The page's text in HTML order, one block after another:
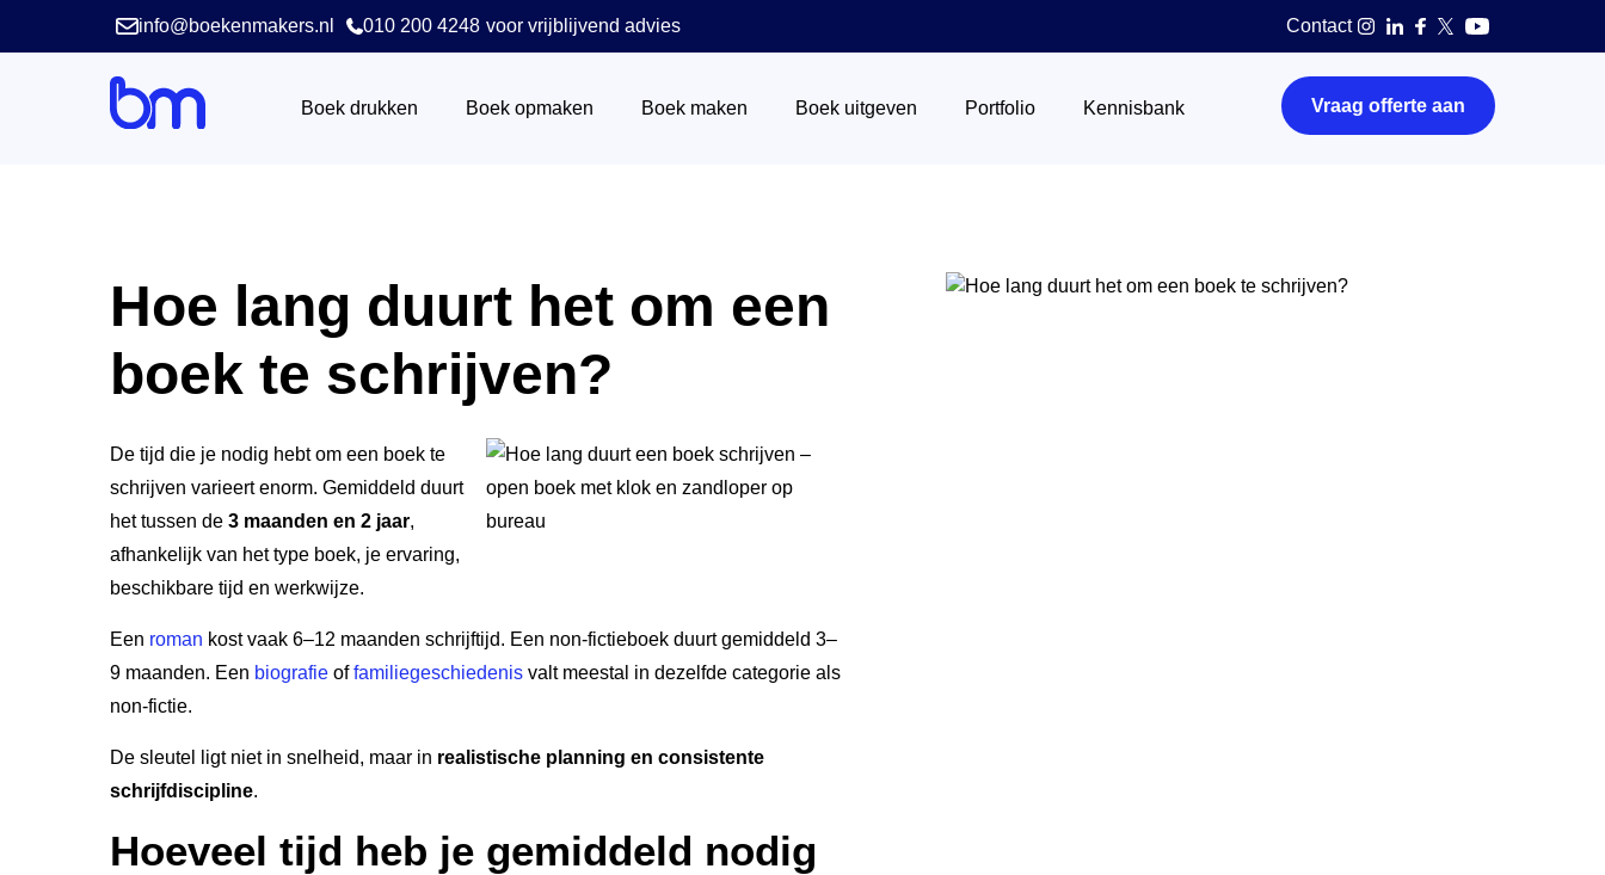
info@boekenmakers.nl 010 200 4248 voor vrijblijvend advies Contact
Vraag offerte aan
Boek drukken Boek opmaken Boek maken Boek uitgeven
Het stappenplan
Portfolio Kennisbank
Hoe lang duurt het om een
boek te schrijven?
De tijd die je nodig hebt om een boek te
schrijven varieert enorm. Gemiddeld duurt
het tussen de 3 maanden en 2 jaar,
afhankelijk van het type boek, je ervaring,
beschikbare tijd en werkwijze.
Een roman kost vaak 6–12 maanden schrijftijd. Een non-fictieboek duurt gemiddeld 3–
9 maanden. Een biografie offamiliegeschiedenis valt meestal in dezelfde categorie als
non-fictie.
De sleutel ligt niet in snelheid, maar in realistische planning en consistente
schrijfdiscipline.
Hoeveel tijd heb je gemiddeld nodig